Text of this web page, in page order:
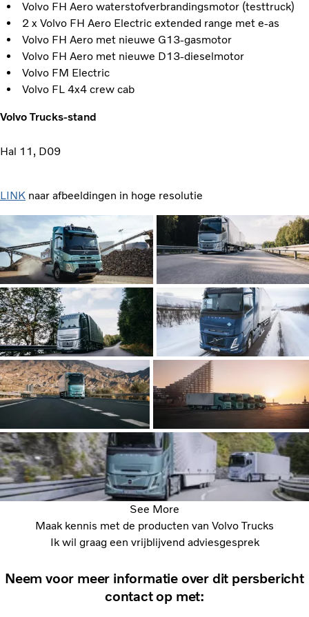
Volvo FH Aero waterstofverbrandingsmotor (testtruck)
2 x Volvo FH Aero Electric extended range met e-as
Volvo FH Aero met nieuwe G13-gasmotor
Volvo FH Aero met nieuwe D13-dieselmotor
Volvo FM Electric
Volvo FL 4x4 crew cab
Volvo Trucks-stand
Hal 11, D09
LINK naar afbeeldingen in hoge resolutie
See More
Maak kennis met de producten van Volvo Trucks
Ik wil graag een vrijblijvend adviesgesprek
Neem voor meer informatie over dit persbericht
contact op met: